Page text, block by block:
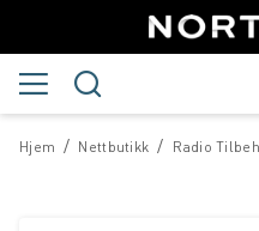
/
Hjem /
Nettbutikk Radio